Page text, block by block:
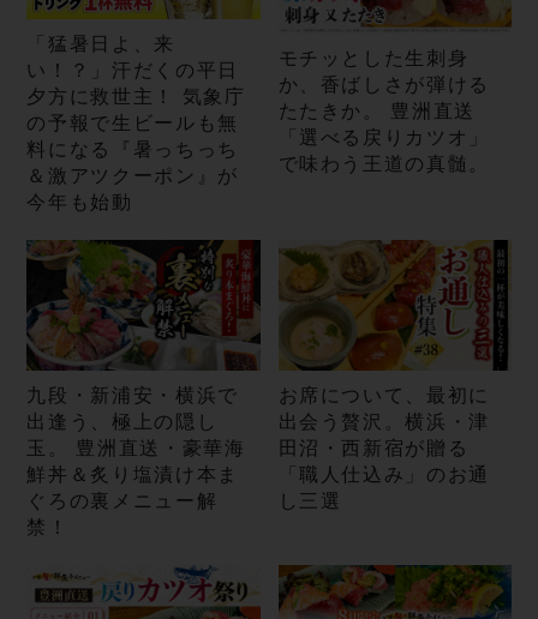
「猛暑日よ、来
い！？」汗だくの平日
夕方に救世主！ 気象庁
の予報で生ビールも無
料になる『暑っちっち
＆激アツクーポン』が
今年も始動
モチッとした生刺身
か、香ばしさが弾ける
たたきか。 豊洲直送
「選べる戻りカツオ」
で味わう王道の真髄。
九段・新浦安・横浜で
出逢う、極上の隠し
玉。 豊洲直送・豪華海
鮮丼＆炙り塩漬け本ま
ぐろの裏メニュー解
禁！
お席について、最初に
出会う贅沢。横浜・津
田沼・西新宿が贈る
「職人仕込み」のお通
し三選